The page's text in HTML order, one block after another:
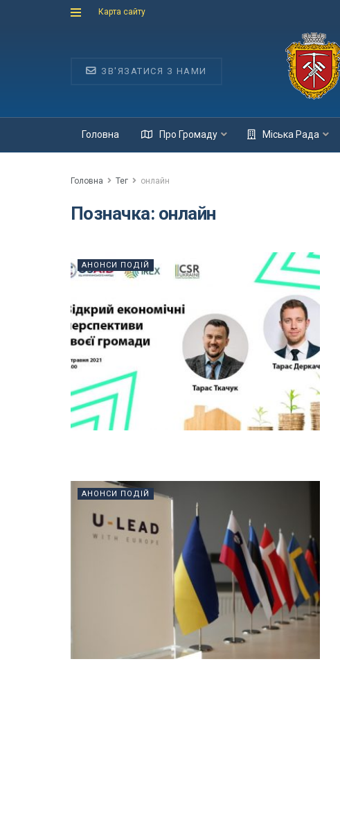
Карта сайту
ЗВ'ЯЗАТИСЯ З НАМИ
Головна Про Громаду Міська Рада
Головна Тег онлайн
Позначка: онлайн
АНОНСИ ПОДІЙ
АНОНСИ ПОДІЙ